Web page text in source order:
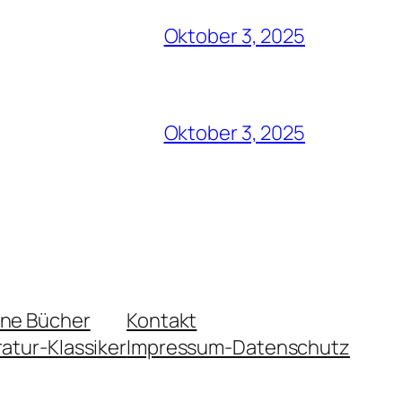
Oktober 3, 2025
Oktober 3, 2025
Bücher
Klassiker
Kontakt
Impressum-Datenschutz